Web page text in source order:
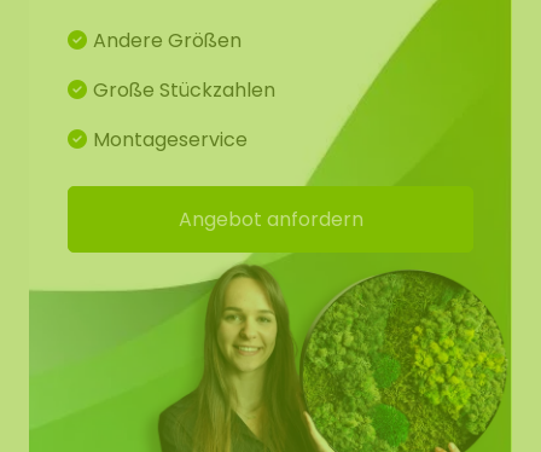
nachhaltig und absolut im Trend!
Als zusätzlichen Service bieten wir die Möglichkeit,
ein Datum oder einen Namen unten im Porträt zu
platzieren. Siehe Beispielfoto. Diesen Text können
Sie im Textfeld bei den Optionen des Porträts
eintragen. Für jedes Porträt verwenden wir die
Schriftart Arial Rounded MT Bold.
Aufgrund der natürlichen Rauheit des Mooses und
der Tatsache, dass es sich um ein Naturprodukt
handelt, kann das endgültige Ergebnis von dem
Foto abweichen und möglicherweise weniger
detailliert sein.
Andere Größen
Große Stückzahlen
Montageservice
Angebot anfordern